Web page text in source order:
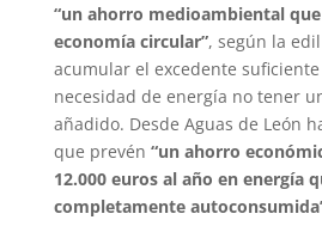
“un ahorro medioambiental
economía circular”, según la edil
acumular el excedente
necesidad de energía no tener
añadido. Desde Aguas de León
que prevén “un ahorro
12.000 euros al año en energía
completamente